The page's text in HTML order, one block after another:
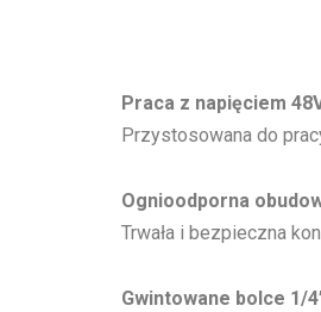
Praca z napięciem
Przystosowana do
Ognioodporna
Trwała i bezpieczna
Gwintowane bolce 1/